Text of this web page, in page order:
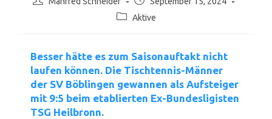
veröffentlicht:
Beitrags-
Aktive
Besser hätte es zum Saisonauftakt nicht
laufen können. Die Tischtennis-Männer
der SV Böblingen gewannen als Aufsteiger
mit 9:5 beim etablierten Ex-Bundesligisten
TSG Heilbronn.